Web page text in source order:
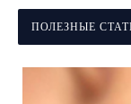
ПОЛЕЗНЫЕ